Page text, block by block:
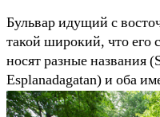
Бульвар идущий с
такой широкий, что
носят разные названия
Esplanadagatan) и оба